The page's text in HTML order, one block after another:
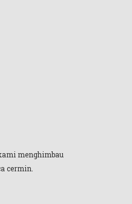
menghimbau
cermin.